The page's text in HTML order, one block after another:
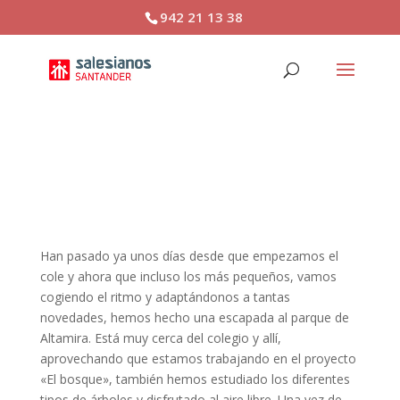
942 21 13 38
Han pasado ya unos días desde que empezamos el
cole y ahora que incluso los más pequeños, vamos
cogiendo el ritmo y adaptándonos a tantas
novedades, hemos hecho una escapada al parque de
Altamira. Está muy cerca del colegio y allí,
aprovechando que estamos trabajando en el proyecto
«El bosque», también hemos estudiado los diferentes